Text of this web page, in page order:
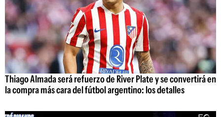
Thiago Almada será refuerzo de River Plate y se convertirá en
la compra más cara del fútbol argentino: los detalles